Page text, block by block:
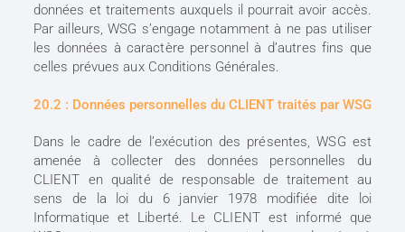
données et traitements auxquels il pourrait avoir accès.
Par ailleurs, WSG s’engage notamment à ne pas utiliser
les données à caractère personnel à d’autres fins que
celles prévues aux Conditions Générales.
20.2 : Données personnelles du CLIENT traités par WSG
Dans le cadre de l’exécution des présentes, WSG est
amenée à collecter des données personnelles du
CLIENT en qualité de responsable de traitement au
sens de la loi du 6 janvier 1978 modifiée dite loi
Informatique et Liberté. Le CLIENT est informé que